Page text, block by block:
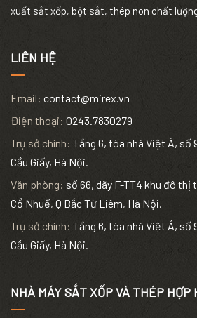
xuất sắt xốp, bột sắt, thép non chất
LIÊN HỆ
Email: contact@mirex.vn
Điện thoại: 0243.7830279
Trụ sở chính: Tầng 6, tòa nhà Việt Á, số
Cầu Giấy, Hà Nội.
Văn phòng: số 66, dãy F-TT4 khu đô thị
Cổ Nhuế, Q Bắc Từ Liêm, Hà Nội.
Trụ sở chính: Tầng 6, tòa nhà Việt Á, số
Cầu Giấy, Hà Nội.
NHÀ MÁY SẮT XỐP VÀ THÉP HỢP